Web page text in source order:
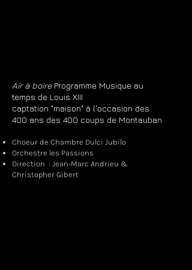
Air à boire Programme Musique au
temps de Louis XIII
captation "maison" à l'occasion des
400 ans des 400 coups de Montauban
Choeur de Chambre Dulci Jubilo
Orchestre les Passions
Direction : Jean-Marc Andrieu &
Christopher Gibert